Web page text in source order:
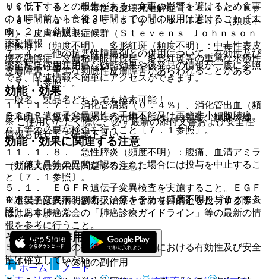
１１．１．６． 中毒性表皮壊死融解症（Ｔｏｘｉｃ Ｅｐ
ｉｄｅｒｍａｌ Ｎｅｃｒｏｌｙｓｉｓ：ＴＥＮ）（頻度不
明）、皮膚粘膜眼症候群（Ｓｔｅｖｅｎｓ−Ｊｏｈｎｓｏｎ
症候群）（頻度不明）、多形紅斑（頻度不明）：中毒性表皮
壊死融解症、皮膚粘膜眼症候群、多形紅斑等の重篤な水疱性
皮膚障害・重篤な剥脱性皮膚障害があらわれることがある
〔７．１参照〕。
１１．１．７． 消化管潰瘍（０．４％）、消化管出血（頻
度不明）：異常が認められた場合には、内視鏡、腹部Ｘ線、
ＣＴ等の必要な検査を行うこと〔７．１参照〕。
１１．１．８． 急性膵炎（頻度不明）：腹痛、血清アミラ
ーゼ値上昇等の異常が認められた場合には投与を中止するこ
と〔７．１参照〕。
１１．１．９． アナフィラキシー（頻度不明）〔２．１参
照〕。
その他の副作用
１１．２． その他の副作用
ＵＣ低下するとの報告がある。食事の影響を避けるため食事
の１時間前から食後３時間までの間の服用は避けること〔１
６．２．１参照〕。
７．４． 他の抗悪性腫瘍剤との併用について、有効性及び
安全性は確立していない。
効能・効果
ＥＧＦＲ遺伝子変異陽性の手術不能又は再発非小細胞肺癌。
効能・効果に関連する注意
（効能又は効果に関連する注意）
５．１． ＥＧＦＲ遺伝子変異検査を実施すること。ＥＧＦ
Ｒ遺伝子変異不明例の扱い等を含めて、本剤を投与する際
は、日本肺癌学会の「肺癌診療ガイドライン」等の最新の情
報を参考に行うこと。
５．２． 本剤の術後補助化学療法における有効性及び安全
性は確立していない。
薬剤情報
薬剤写真、用法用量、効能効果や後発品の情報が一度に参照
でき、関連情報へ簡単にアクセスができます。
一般名、製品名どちらでも検索可能！
※ ご使用いただく際に、必ず最新の添付文書および安全性
情報も併せてご確認下さい。
※本製品は疾病の診断・治療・予防を目的としたプログラム
ではありません。
ホーム
ノート